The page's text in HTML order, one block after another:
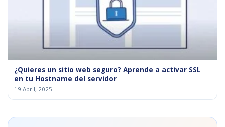
¿Quieres un sitio web seguro? Aprende a activar SSL
en tu Hostname del servidor
19 Abril, 2025